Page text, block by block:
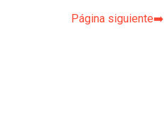
Página siguiente➡️